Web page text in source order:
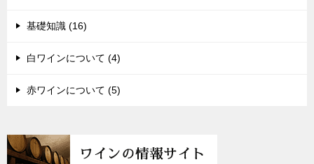
基礎知識 (16)
白ワインについて (4)
赤ワインについて (5)